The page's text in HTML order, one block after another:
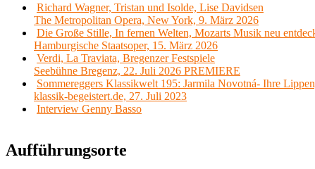
Richard Wagner, Tristan und Isolde, Lise Davidsen
The Metropolitan Opera, New York, 9. März 2026
Die Große Stille, In fernen Welten, Mozarts Musik neu
Hamburgische Staatsoper, 15. März 2026
Verdi, La Traviata, Bregenzer Festspiele
Seebühne Bregenz, 22. Juli 2026 PREMIERE
Sommereggers Klassikwelt 195: Jarmila Novotná- Ihre
klassik-begeistert.de, 27. Juli 2023
Interview Genny Basso
Aufführungsorte